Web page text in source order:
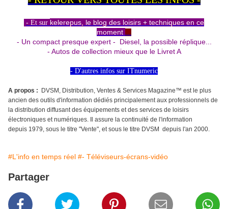
- Et sur kelerepus, le blog des loisirs + techniques en ce
moment ...
- Un compact presque expert - Diesel, la possible réplique...
- Autos de collection mieux que le Livret A
- D'autres infos sur ITnumeric
A propos :
DVSM, Distribution, Ventes & Services Magazine™ est le plus
ancien des outils d'information dédiés principalement aux professionnels de
la distribution diffusant des équipements et des services de loisirs
électroniques et numériques. Il assure la continuité de l'information
depuis 1979, sous le titre "Vente", et sous le titre DVSM depuis l'an 2000.
#L'info en temps réel #- Téléviseurs-écrans-vidéo
Partager